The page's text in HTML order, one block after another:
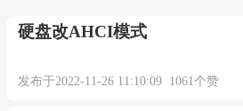
硬盘改AHCI模式
发布于2022-11-26 11:10:09 1061个赞